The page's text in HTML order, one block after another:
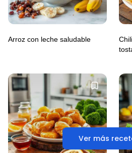
Ver más
Arroz con leche saludable